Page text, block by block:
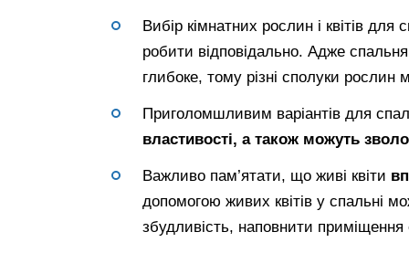
Вибір кімнатних рослин і квітів
робити відповідально. Адже
глибоке, тому різні сполуки рослин
Приголомшливим варіантів для
властивості, а також можуть
Важливо пам’ятати, що живі квіти
допомогою живих квітів у спальні
збудливість, наповнити приміщення